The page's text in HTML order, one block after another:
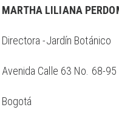
MARTHA LILIANA
Directora -Jardín Botánico
Avenida Calle 63 No. 68-95
Bogotá